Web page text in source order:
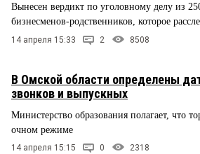
Вынесен вердикт по уголовному делу из
бизнесменов-родственников, которое
14 апреля 15:33 2 8508
В Омской области определены
звонков и выпускных
Министерство образования полагает, что
очном режиме
14 апреля 15:15 0 2318